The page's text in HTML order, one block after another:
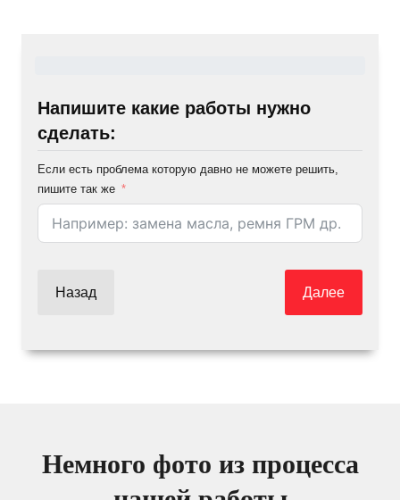
Напишите какие работы нужно
сделать:
Если есть проблема которую давно не можете решить,
пишите так же
Назад Далее
Немного фото из процесса